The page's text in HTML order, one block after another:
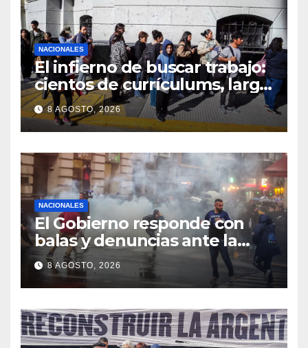
NACIONALES
El infierno de buscar trabajo:
cientos de currículums, larga
espera y menos puestos
registrados
8 AGOSTO, 2026
NACIONALES
El Gobierno responde con
balas y denuncias ante la
protesta
8 AGOSTO, 2026